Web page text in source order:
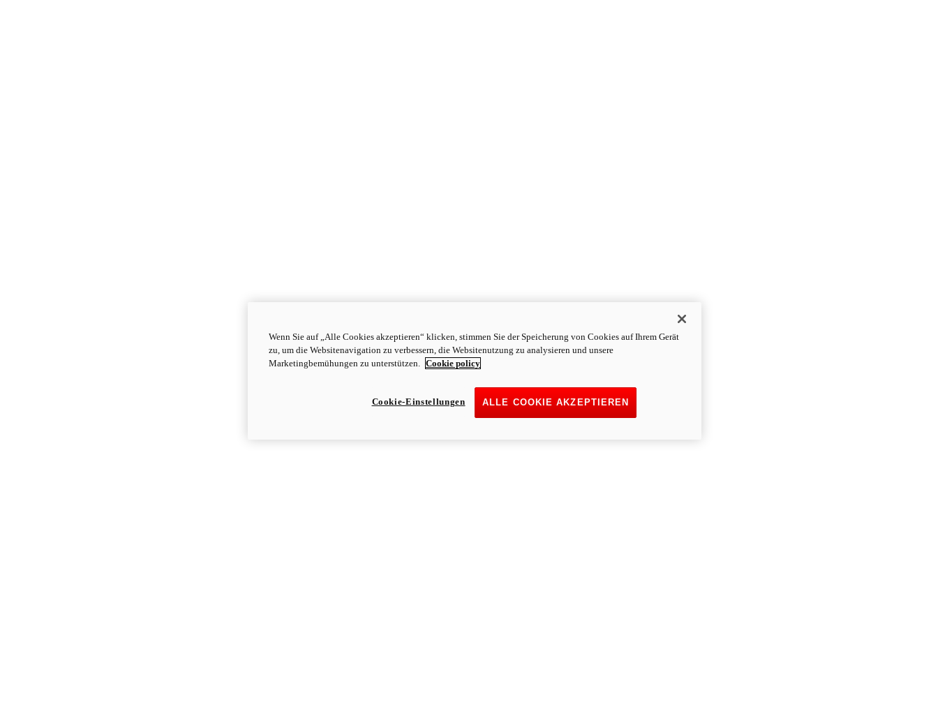
Wenn Sie auf „Alle Cookies akzeptieren“ klicken, stimmen Sie der Speicherung von Cookies auf Ihrem Gerät
zu, um die Websitenavigation zu verbessern, die Websitenutzung zu analysieren und unsere
Marketingbemühungen zu unterstützen. Cookie policy
ALLE COOKIE AKZEPTIEREN
Cookie-Einstellungen